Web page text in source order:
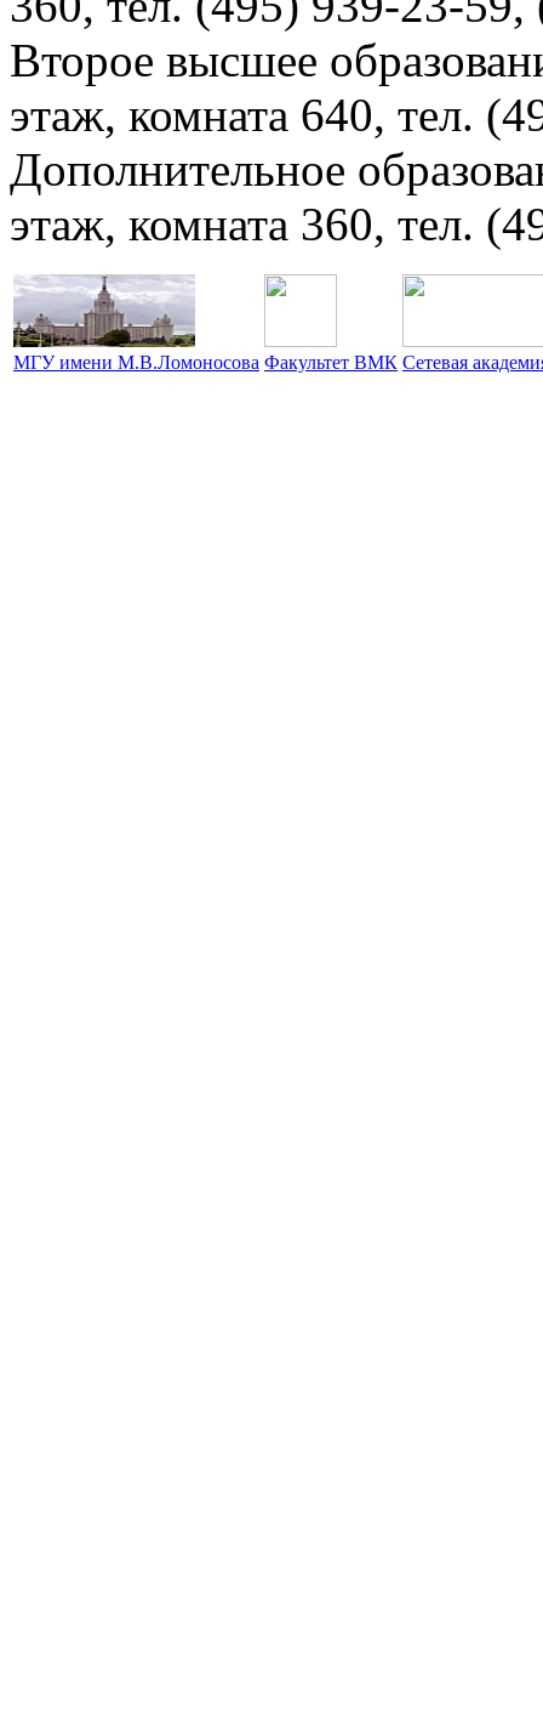
Второе высшее
этаж, комната 640, тел.
Дополнительное
этаж, комната 360, тел.
МГУ имени М.В.Ломоносова Факультет ВМК Сетевая